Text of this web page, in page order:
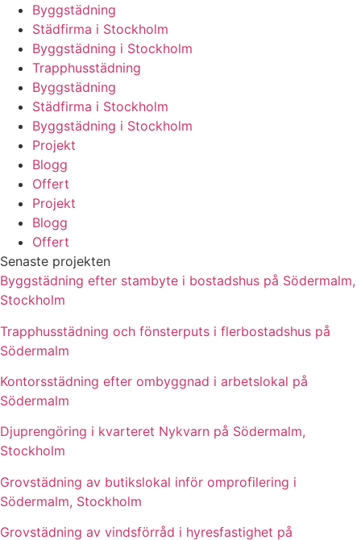
Byggstädning
Städfirma i Stockholm
Byggstädning i Stockholm
Trapphusstädning
Byggstädning
Städfirma i Stockholm
Byggstädning i Stockholm
Projekt
Blogg
Offert
Projekt
Blogg
Offert
Senaste projekten
Byggstädning efter stambyte i bostadshus på Södermalm,
Stockholm
Trapphusstädning och fönsterputs i flerbostadshus på
Södermalm
Kontorsstädning efter ombyggnad i arbetslokal på
Södermalm
Djuprengöring i kvarteret Nykvarn på Södermalm,
Stockholm
Grovstädning av butikslokal inför omprofilering i
Södermalm, Stockholm
Grovstädning av vindsförråd i hyresfastighet på